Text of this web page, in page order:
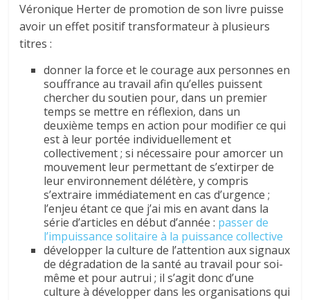
Véronique Herter de promotion de son livre puisse
avoir un effet positif transformateur à plusieurs
titres :
donner la force et le courage aux personnes en
souffrance au travail afin qu’elles puissent
chercher du soutien pour, dans un premier
temps se mettre en réflexion, dans un
deuxième temps en action pour modifier ce qui
est à leur portée individuellement et
collectivement ; si nécessaire pour amorcer un
mouvement leur permettant de s’extirper de
leur environnement délétère, y compris
s’extraire immédiatement en cas d’urgence ;
l’enjeu étant ce que j’ai mis en avant dans la
série d’articles en début d’année : passer de
l’impuissance solitaire à la puissance collective
développer la culture de l’attention aux signaux
de dégradation de la santé au travail pour soi-
même et pour autrui ; il s’agit donc d’une
culture à développer dans les organisations qui